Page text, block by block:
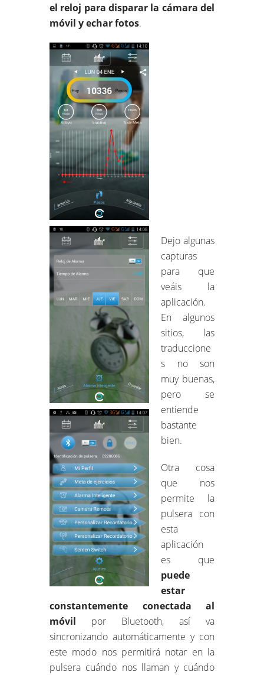
el reloj para disparar la cámara del
móvil y echar fotos.
Dejo algunas
capturas
para que
veáis la
aplicación.
En algunos
sitios, las
traduccione
s no son
muy buenas,
pero se
entiende
bastante
bien.
Otra cosa
que nos
permite la
pulsera con
esta
aplicación
es que
puede
estar
constantemente conectada al
móvil por Bluetooth, así va
sincronizando automáticamente y con
este modo nos permitirá notar en la
pulsera cuándo nos llaman y cuándo